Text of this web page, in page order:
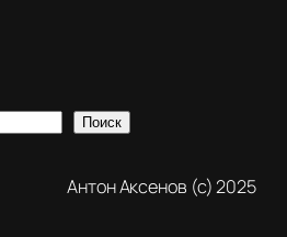
Поиск
Антон Аксенов (с) 2025